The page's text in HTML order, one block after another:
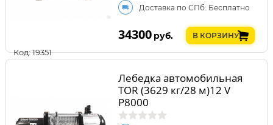
Код: 19351
Доставка по СПб: Бесплатно
34300 руб. В КОРЗИНУ
Лебедка автомобильная
TOR (3629 кг/28 м)12 V
P8000